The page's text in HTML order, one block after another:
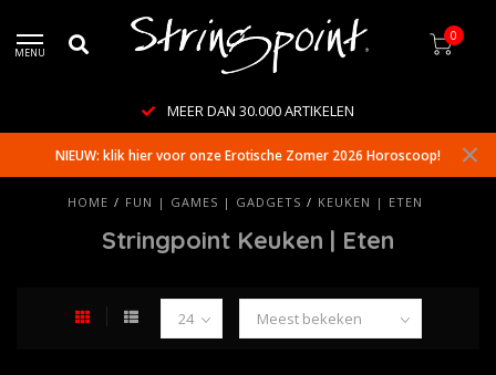
MENU
0
MEER DAN 30.000 ARTIKELEN
NIEUW: klik hier voor onze Erotische Zomer 2026 Horoscoop!
HOME / FUN | GAMES | GADGETS / KEUKEN | ETEN
Stringpoint Keuken | Eten